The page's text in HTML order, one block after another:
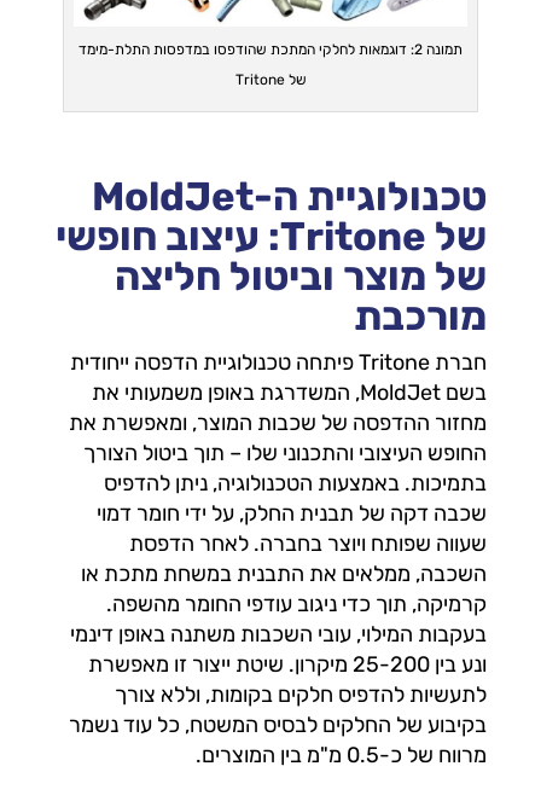
תמונה 2: דוגמאות לחלקי המתכת שהודפסו במדפסות התלת-מימד
של Tritone
טכנולוגיית ה-MoldJet
של Tritone: עיצוב חופשי
של מוצר וביטול חליצה
מורכבת
חברת Tritone פיתחה טכנולוגיית הדפסה ייחודית
בשם MoldJet, המשדרגת באופן משמעותי את
מחזור ההדפסה של שכבות המוצר, ומאפשרת את
החופש העיצובי והתכנוני שלו – תוך ביטול הצורך
בתמיכות. באמצעות הטכנולוגיה, ניתן להדפיס
שכבה דקה של תבנית החלק, על ידי חומר דמוי
שעווה שפותח ויוצר בחברה. לאחר הדפסת
השכבה, ממלאים את התבנית במשחת מתכת או
קרמיקה, תוך כדי ניגוב עודפי החומר מהשפה.
בעקבות המילוי, עובי השכבות משתנה באופן דינמי
ונע בין 25-200 מיקרון. שיטת ייצור זו מאפשרת
לתעשיות להדפיס חלקים בקומות, וללא צורך
בקיבוע של החלקים לבסיס המשטח, כל עוד נשמר
מרווח של כ-0.5 מ"מ בין המוצרים.